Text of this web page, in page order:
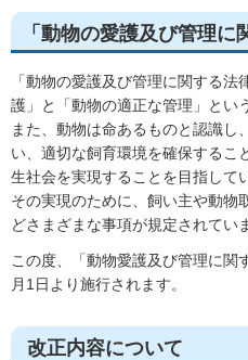
「動物の愛護及び管理に
「動物の愛護及び管理に関する
護」と「動物の適正な管理」とい
また、動物は命あるものと認識し
い、適切な飼育環境を確保するこ
生社会を実現することを目指して
その実現のために、飼い主や動物
どさまざまな事項が規定されてい
この度、「動物愛護及び管理に関
月1日より施行されます。
改正内容について